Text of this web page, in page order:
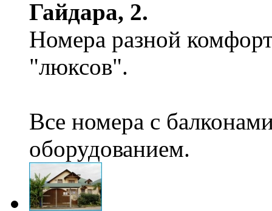
Гайдара, 2.
Номера разной
"люксов".
Все номера с
оборудованием.